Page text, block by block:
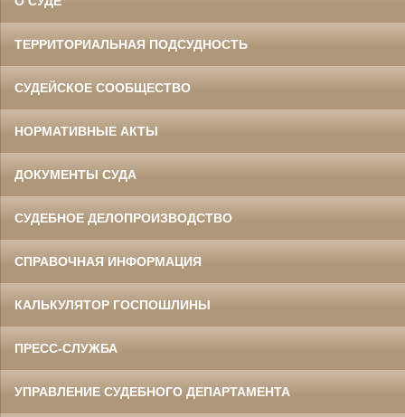
С 1942г. по 1945г. служила командиром отряда радиосвязистов в зенитных
войны II степени.
ТЕРРИТОРИАЛЬНАЯ ПОДСУДНОСТЬ
СУДЕЙСКОЕ СООБЩЕСТВО
НОРМАТИВНЫЕ АКТЫ
ДОКУМЕНТЫ СУДА
СУДЕБНОЕ ДЕЛОПРОИЗВОДСТВО
СПРАВОЧНАЯ ИНФОРМАЦИЯ
КАЛЬКУЛЯТОР ГОСПОШЛИНЫ
ПРЕСС-СЛУЖБА
УПРАВЛЕНИЕ СУДЕБНОГО ДЕПАРТАМЕНТА